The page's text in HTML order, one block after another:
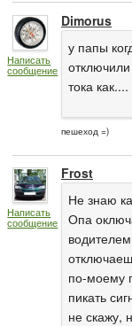
Написать
сообщение
Dimorus
у папы
тока
пешеход =)
Написать
сообщение
Frost
Не знаю
Опа
по-моему
пикать
не скажу,